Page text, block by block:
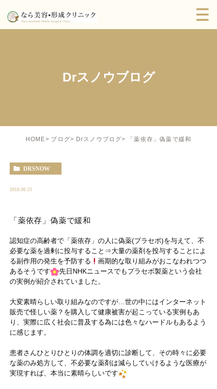
Drスノウブログ
HOME ブログ Drスノウブログ 「薬依存」偽薬で緩和
DRSNOW
2018.09.23
「薬依存」偽薬で緩和
認知症の高齢者で「薬依存」の人に偽薬(プラセボ)を与えて、不
必要な薬を過剰に投与すること⇒大量の薬剤を投与することによ
る副作用の発生を予防する
画期的な取り組みがおこなわれつつ
あるそうです
先日NHKニュースでもプラセボ製薬という会社
の実例が紹介されていました。
大変素晴らしい取り組みなのですが…世の中にはインターネット
販売で怪しい薬？を購入して健康被害が起こっている実例もあ
り、実際に広く社会に普及する為には色々なハードルもあるよう
に感じます。
患者さんひとりひとりの体調を適切に診断して、その時々に必要
な薬のみ処方して、不必要な薬剤は減らしていけるような医療が
実現すれば、本当に素晴らしいです